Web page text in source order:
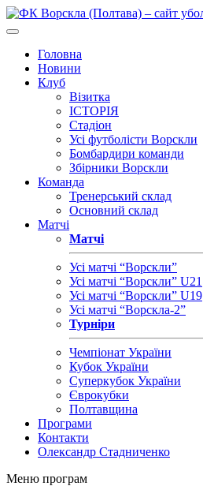
Головна
Новини
Клуб
Візитка
ІСТОРІЯ
Стадіон
Усі футболісти Ворскли
Бомбардири команди
Збірники Ворскли
Команда
Тренерський склад
Основний склад
Матчі
Матчі
Усі матчі “Ворскли”
Усі матчі “Ворскли” U21
Усі матчі “Ворскли” U19
Усі матчі “Ворскла-2”
Турніри
Чемпіонат України
Кубок України
Суперкубок України
Єврокубки
Полтавщина
Програми
Контакти
Олександр Стадниченко
Меню програм